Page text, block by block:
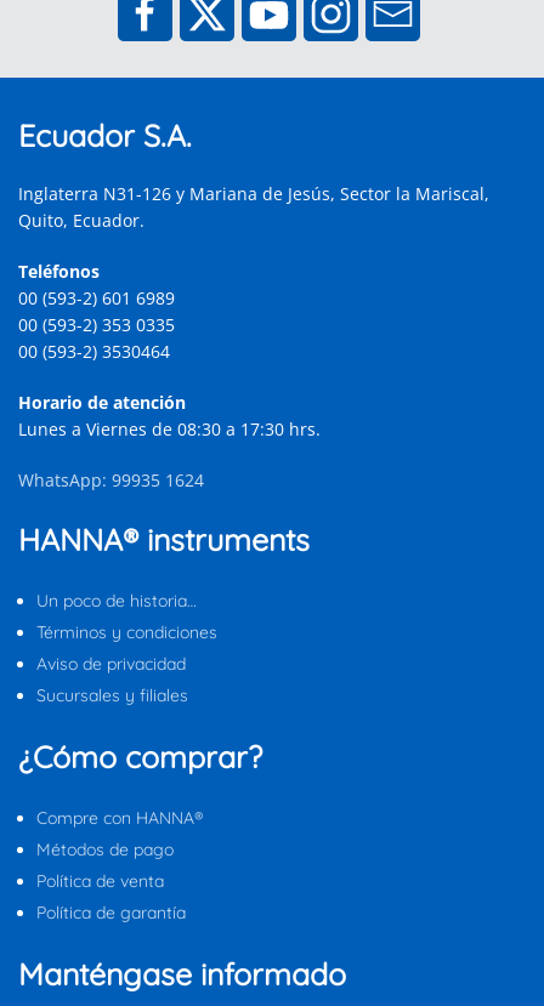
Ecuador S.A.
Inglaterra N31-126 y Mariana de Jesús, Sector la Mariscal,
Quito, Ecuador.
Teléfonos
00 (593-2) 601 6989
00 (593-2) 353 0335
00 (593-2) 3530464
Horario de atención
Lunes a Viernes de 08:30 a 17:30 hrs.
WhatsApp: 99935 1624
HANNA® instruments
Un poco de historia…
Términos y condiciones
Aviso de privacidad
Sucursales y filiales
¿Cómo comprar?
Compre con HANNA®
Métodos de pago
Política de venta
Política de garantía
Manténgase informado